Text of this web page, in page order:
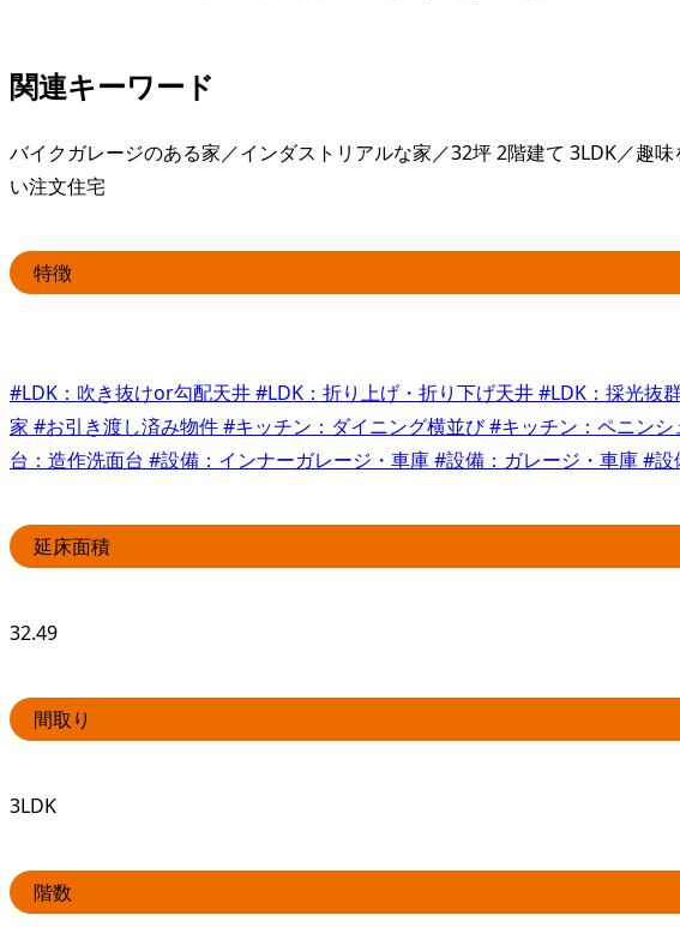
関連キーワード
バイクガレージのある家／インダストリアルな家／32坪 2階建て 3LDK／趣
い注文住宅
特徴
#LDK：吹き抜けor勾配天井#LDK：折り上げ・折り下げ天井#LDK：採光抜
家 #お引き渡し済み物件#キッチン：ダイニング横並び#キッチン：ペニンシ
台：造作洗面台 #設備：インナーガレージ・車庫#設備：ガレージ・車庫#設
延床面積
32.49
間取り
3LDK
階数